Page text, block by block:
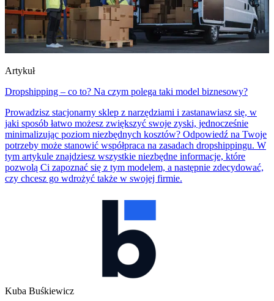
Artykuł
Dropshipping – co to? Na czym polega taki model biznesowy?
Prowadzisz stacjonarny sklep z narzędziami i zastanawiasz się, w
jaki sposób łatwo możesz zwiększyć swoje zyski, jednocześnie
minimalizując poziom niezbędnych kosztów? Odpowiedź na Twoje
potrzeby może stanowić współpraca na zasadach dropshippingu. W
tym artykule znajdziesz wszystkie niezbędne informacje, które
pozwolą Ci zapoznać się z tym modelem, a następnie zdecydować,
czy chcesz go wdrożyć także w swojej firmie.
Kuba Buśkiewicz